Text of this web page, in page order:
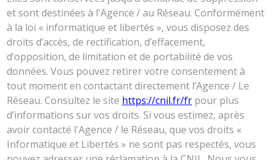
et sont destinées à l'Agence / au Réseau. Conformément
à la loi « informatique et libertés », vous disposez des
droits d’accès, de rectification, d’effacement,
d’opposition, de limitation et de portabilité de vos
données. Vous pouvez retirer votre consentement à
tout moment en contactant directement l’Agence / Le
Réseau. Consultez le site https://cnil.fr/fr pour plus
d’informations sur vos droits. Si vous estimez, après
avoir contacté l'Agence / le Réseau, que vos droits «
Informatique et Libertés » ne sont pas respectés, vous